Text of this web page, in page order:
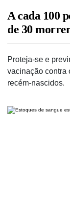
A cada 100
de 30
Proteja-se e
vacinação contra
recém-nascidos.